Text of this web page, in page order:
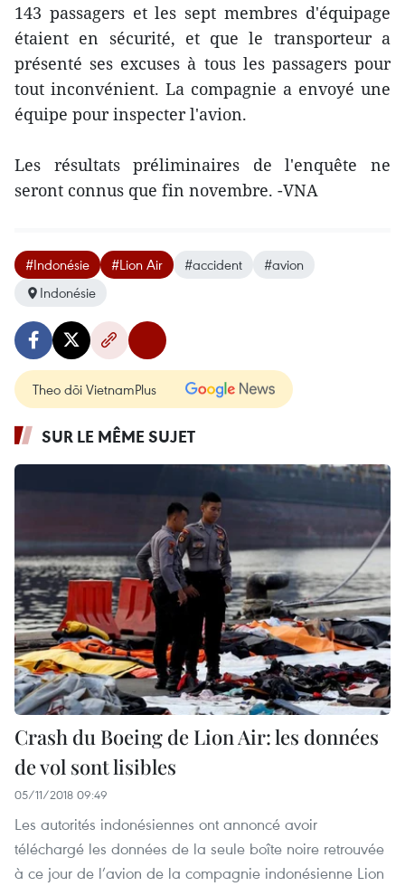
143 passagers et les sept membres d'équipage
étaient en sécurité, et que le transporteur a
présenté ses excuses à tous les passagers pour
tout inconvénient. La compagnie a envoyé une
équipe pour inspecter l'avion.
Les résultats préliminaires de l'enquête ne
seront connus que fin novembre. -VNA
#Indonésie #Lion Air #accident
#avion
Indonésie
Theo dõi VietnamPlus
SUR LE MÊME SUJET
Crash du Boeing de Lion Air: les données
de vol sont lisibles
05/11/2018 09:49
Les autorités indonésiennes ont annoncé avoir
téléchargé les données de la seule boîte noire retrouvée
à ce jour de l’avion de la compagnie indonésienne Lion